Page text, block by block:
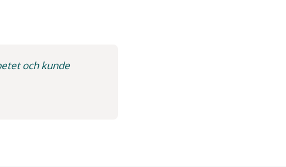
och kunde